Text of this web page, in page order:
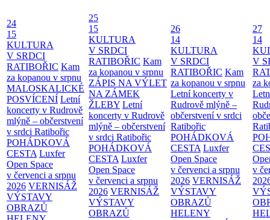
24
15
KULTURA
V SRDCI
RATIBOŘIC Kam
za kopanou v srpnu
MALOSKALICKÉ
POSVÍCENÍ Letní
koncerty v Rudrově
mlýně – občerstvení
v srdci Ratibořic
POHÁDKOVÁ
CESTA Luxfer
Open Space
v červenci a srpnu
2026 VERNISÁŽ
VÝSTAVY
OBRAZŮ
25
15
KULTURA
V SRDCI
RATIBOŘIC Kam
za kopanou v srpnu
ZÁPIS NA VÝLET
NA ZÁMEK
ŽLEBY Letní
koncerty v Rudrově
mlýně – občerstvení
v srdci Ratibořic
POHÁDKOVÁ
CESTA Luxfer
Open Space
v červenci a srpnu
2026 VERNISÁŽ
VÝSTAVY
OBRAZŮ
26
14
KULTURA
V SRDCI
RATIBOŘIC Kam
za kopanou v srpnu
Letní koncerty v
Rudrově mlýně –
občerstvení v srdci
Ratibořic
POHÁDKOVÁ
CESTA Luxfer
Open Space
v červenci a srpnu
2026 VERNISÁŽ
VÝSTAVY
OBRAZŮ
HELENY
27
14
V
za
v